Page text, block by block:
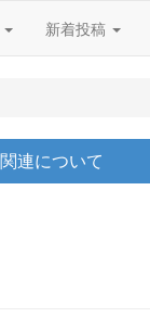
新着投稿
連について